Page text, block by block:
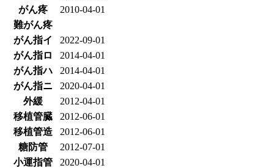
がん疼
2010-04-01
難がん疼
がん指イ
2022-09-01
がん指ロ
2014-04-01
がん指ハ
2014-04-01
がん指ニ
2020-04-01
外緩
2012-04-01
移植管臓
2012-06-01
移植管造
2012-06-01
糖防管
2012-07-01
小運指管
2020-04-01